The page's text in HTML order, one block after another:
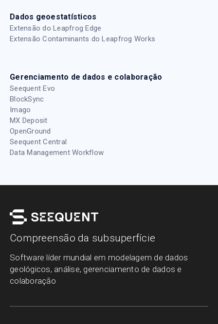
Dados geoestatísticos
Extensão do Leapfrog Edge
Extensão Contaminants do Leapfrog Works
Gerenciamento de dados e colaboração
Seequent Evo
BlockSync
Imago
MX Deposit
OpenGround
Seequent Central
Data Management Workflow
Compreensão da subsuperfície
Software líder mundial em modelagem de dados
geológicos, análise, gerenciamento de dados e
colaboração